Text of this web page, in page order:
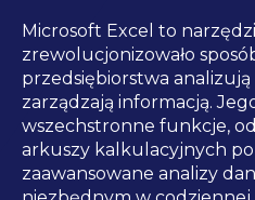
Microsoft Excel to
zrewolucjonizowało
przedsiębiorstwa analizują
zarządzają informacją.
wszechstronne funkcje,
arkuszy kalkulacyjnych po
zaawansowane analizy